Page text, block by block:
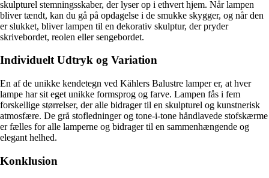
skulpturel stemningsskaber, der lyser op i ethvert hjem. Når lampen
bliver tændt, kan du gå på opdagelse i de smukke skygger, og når den
er slukket, bliver lampen til en dekorativ skulptur, der pryder
skrivebordet, reolen eller sengebordet.
Individuelt Udtryk og Variation
En af de unikke kendetegn ved Kählers Balustre lamper er, at hver
lampe har sit eget unikke formsprog og farve. Lampen fås i fem
forskellige størrelser, der alle bidrager til en skulpturel og kunstnerisk
atmosfære. De grå stofledninger og tone-i-tone håndlavede stofskærme
er fælles for alle lamperne og bidrager til en sammenhængende og
elegant helhed.
Konklusion